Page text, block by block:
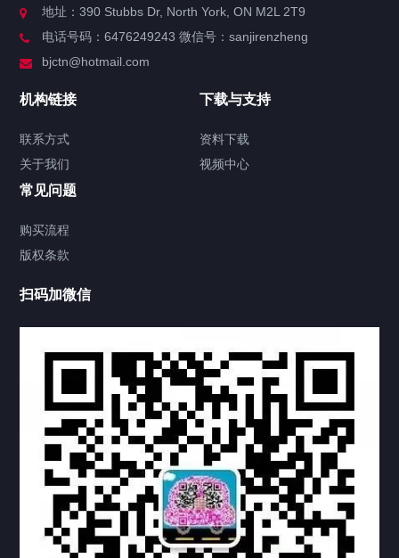
服务分类
签署类文件海牙认证程序费用
视频中心
定制案例
科研实验室
厂区介绍
中国公证处海牙认证
地址：390 Stubbs Dr, North York, ON M2L 2T9
电话号码：6476249243 微信号：sanjirenzheng
bjctn@hotmail.com
机构链接
联系方式
关于我们
下载与支持
资料下载
视频中心
常见问题
购买流程
版权条款
扫码加微信